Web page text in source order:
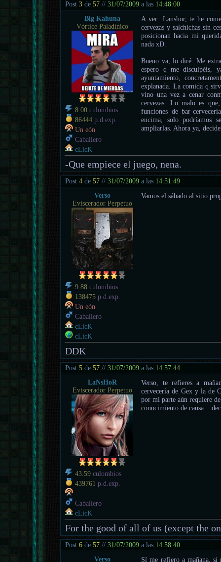
Post3 de57 //31/07/2009 a las 14:48:00
Big Kahuna
Vórtice Paladínico
8.00 culombios
86444 p.d.exp.
Un eón
Caballero
cLicK
A ver...Lanshor, te he
cervezas y salchichas sin
posicionan hacia mi
nada xD.
Bueno va, lo diré. Me
espero q me disculpéis,
ayuntamiento,
explanada. La comida q
vino una vez a cenar
cervezas. Lo malo es
funciones de bar-
encima, solo podríamos
ampliarlas. Ahora ya,
-Que empiece el juego, nena.
Post4 de57 //31/07/2009 a las 14:51:49
Verso
Eviscerador Perpetuo
9.88 culombios
138475 p.d.exp.
Un eón
Caballero
cLicK
cLicK
Vamos el sábado al sitio
DDK
Post5 de57 //31/07/2009 a las 14:57:44
LaNsHoR
Eviscerador Perpetuo
43.59 culombios
439761 p.d.exp.
-
Caballero
cLicK
Verso, te refieres a
cervecería de Gex y la de
por mi parte aún requiere
conocimiento de causa...
For the good of all of us (except the
Post6 de57 //31/07/2009 a las 14:58:40
Verso
Sí me refiero a mañana, si